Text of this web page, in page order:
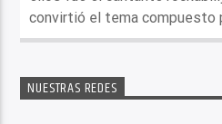
convirtió el tema compuesto
NUESTRAS REDES